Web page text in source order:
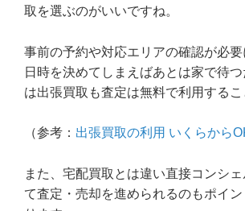
取を選ぶのがいいですね。
事前の予約や対応エリアの確認が必要
日時を決めてしまえばあとは家で待
は出張買取も査定は無料で利用するこ
（参考： 出張買取の利用 いくらから
また、宅配買取とは違い直接コンシ
て査定・売却を進められるのもポイ